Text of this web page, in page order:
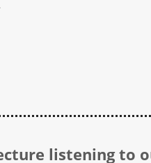
listening to